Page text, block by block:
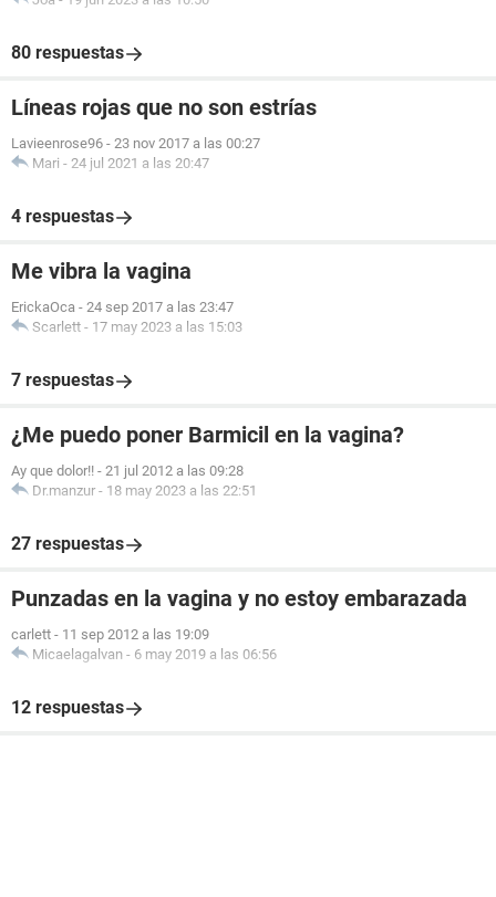
80 respuestas
Líneas rojas que no son estrías
Lavieenrose96 - 23 nov 2017 a las 00:27
Mari - 24 jul 2021 a las 20:47
4 respuestas
Me vibra la vagina
ErickaOca - 24 sep 2017 a las 23:47
Scarlett - 17 may 2023 a las 15:03
7 respuestas
¿Me puedo poner Barmicil en la vagina?
Ay que dolor!! - 21 jul 2012 a las 09:28
Dr.manzur - 18 may 2023 a las 22:51
27 respuestas
Punzadas en la vagina y no estoy embarazada
carlett - 11 sep 2012 a las 19:09
Micaelagalvan - 6 may 2019 a las 06:56
12 respuestas